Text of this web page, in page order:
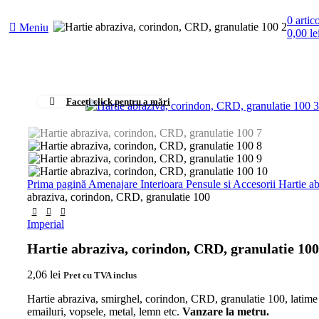
Meniu
0
0,00
Faceți click pentru a mări
Prima pagină Amenajare Interioara Pensule si Accesorii Hartie
abraziva, corindon, CRD, granulatie 100
Imperial
Hartie abraziva, corindon, CRD, granulatie 100
2,06 lei Pret cu TVA inclus
Hartie abraziva, smirghel, corindon, CRD, granulatie 100,
emailuri, vopsele, metal, lemn etc. Vanzare la metru.